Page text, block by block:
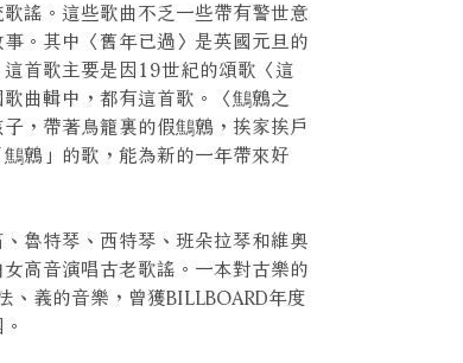
謠。這些歌曲不乏一些帶有警世意
。其中〈舊年已過〉是英國元旦的
首歌主要是因19世紀的頌歌〈這
曲輯中，都有這首歌。〈鷦鷯之
，帶著鳥籠裏的假鷦鷯，挨家挨戶
鷯」的歌，能為新的一年帶來好
魯特琴、西特琴、班朵拉琴和維奧
高音演唱古老歌謠。一本對古樂的
義的音樂，曾獲BILLBOARD年度